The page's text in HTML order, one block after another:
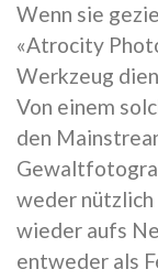
Wenn sie
«Atrocity
Werkzeug
Von einem
den
weder nützlich
wieder aufs
entweder als